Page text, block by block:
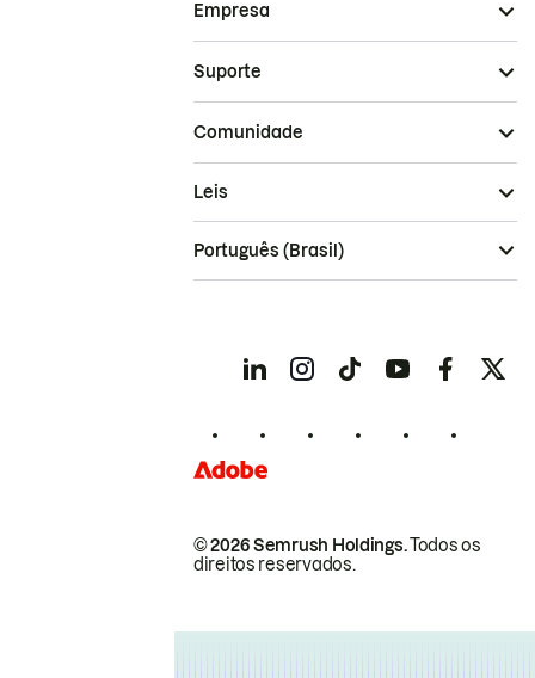
Empresa
Suporte
Comunidade
© 2026 Semrush Holdings.Todos os
direitos reservados.
Leis
Português (Brasil)